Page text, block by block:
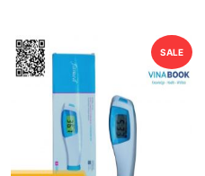
SALE